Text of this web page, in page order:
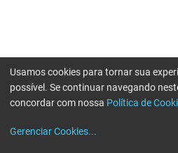
Usamos cookies para tornar sua
possível. Se continuar navegando
concordar com nossa Política de
Gerenciar Cookies...
Erro ao enviar informações, por